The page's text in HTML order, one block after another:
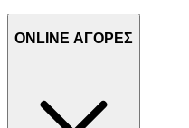
ONLINE ΑΓΟΡΕΣ